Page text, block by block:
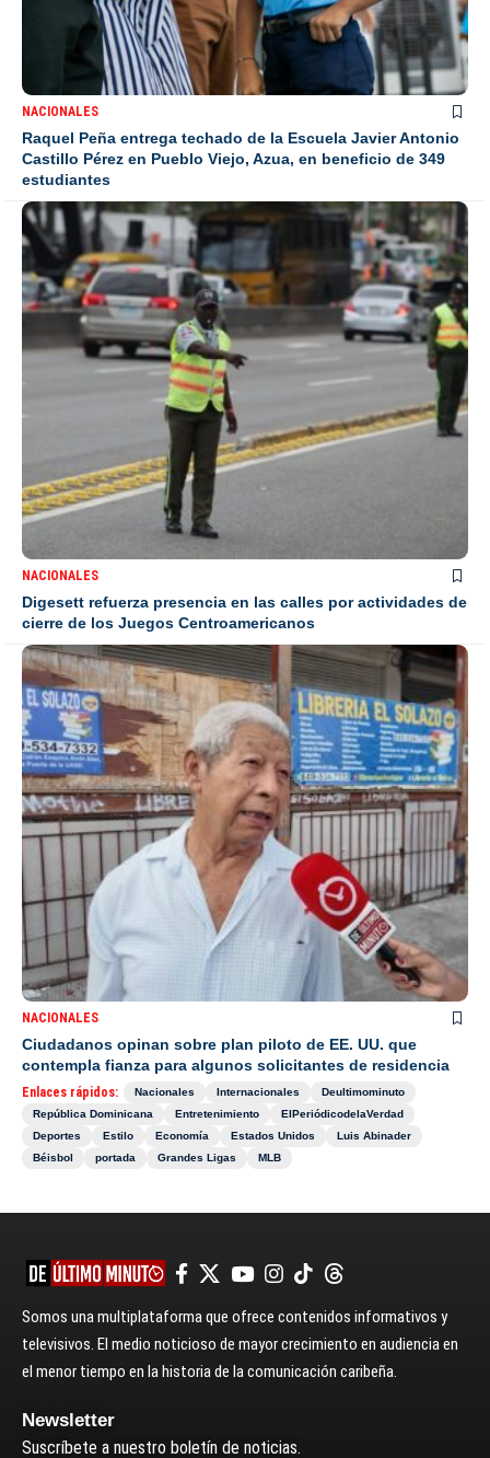
NACIONALES
Raquel Peña entrega techado de la Escuela Javier Antonio
Castillo Pérez en Pueblo Viejo, Azua, en beneficio de 349
estudiantes
NACIONALES
Digesett refuerza presencia en las calles por actividades de
cierre de los Juegos Centroamericanos
NACIONALES
Ciudadanos opinan sobre plan piloto de EE. UU. que
contempla fianza para algunos solicitantes de residencia
Enlaces rápidos: Nacionales Internacionales
Deultimominuto
República Dominicana
Entretenimiento
ElPeriódicodelaVerdad
Deportes
Estilo Economía Estados Unidos
Luis Abinader
Béisbol
portada Grandes Ligas MLB
Somos una multiplataforma que ofrece contenidos informativos y
televisivos. El medio noticioso de mayor crecimiento en audiencia en
el menor tiempo en la historia de la comunicación caribeña.
Newsletter
Suscríbete a nuestro boletín de noticias.